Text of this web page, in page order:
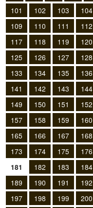
101
102 103 104
109
110 111 112
117
118 119 120
125
126 127 128
133
134 135 136
141
142 143 144
149
150 151 152
157
158 159 160
165
166 167 168
173
174 175 176
181
182 183 184
189
190 191 192
197
198 199 200